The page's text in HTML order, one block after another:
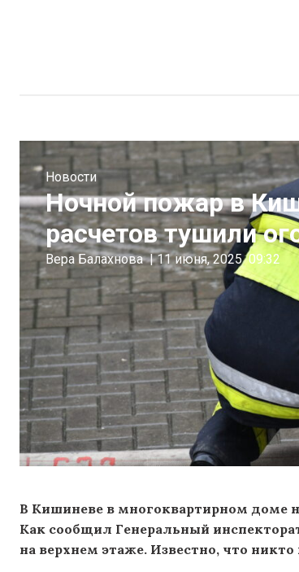
Новости
Ночной пожар в
расчетов тушили
Вера Балахнова | 11 июня, 2025 09:32
В Кишиневе в многоквартирном доме
Как сообщил Генеральный
на верхнем этаже. Известно, что никто